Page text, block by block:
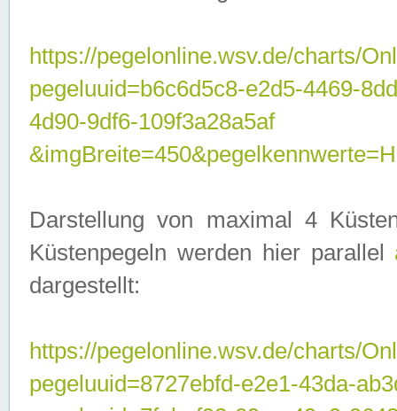
https://pegelonline.wsv.de/charts/
pegeluuid=b6c6d5c8-e2d5-4469-
4d90-9df6-109f3a28a5af
Darstellung von maximal 4
Küstenpegeln werden hier parallel
dargestellt:
https://pegelonline.wsv.de/charts/
pegeluuid=8727ebfd-e2e1-43da-